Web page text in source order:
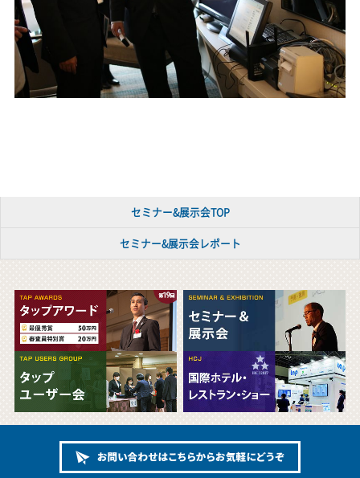
セミナー&展示会TOP
セミナー&展示会レポート